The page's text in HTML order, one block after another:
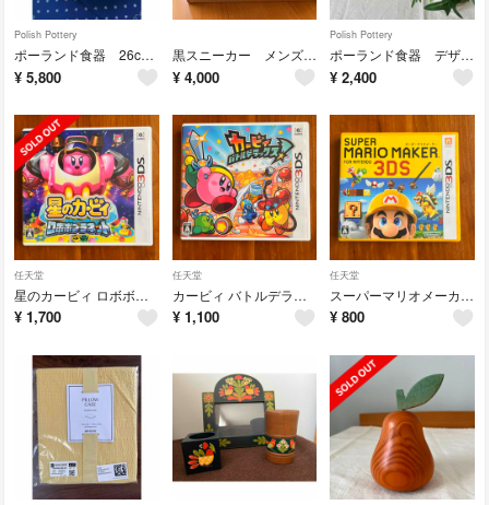
Polish Pottery
ポーランド食器 26cm波型オーブンディッシュ
¥ 5,800
黒スニーカー メンズ 27.5
¥ 4,000
Polish Pottery
ポーランド食器 デザート皿２枚セット
¥ 2,400
任天堂
星のカービィ ロボボプラネット
¥ 1,700
任天堂
カービィ バトルデラックス！
¥ 1,100
任天堂
スーパーマリオメーカー for ニンテンドー3DS
¥ 800